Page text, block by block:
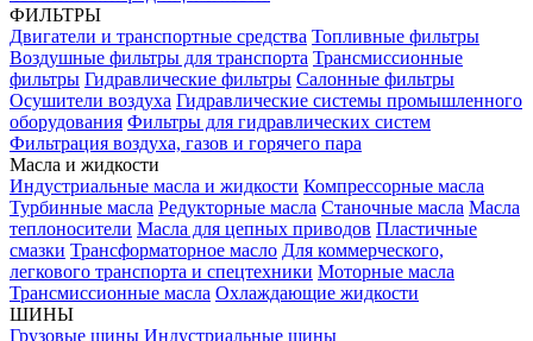
ФИЛЬТРЫ
Двигатели и транспортные средства Топливные фильтры
Воздушные фильтры для транспорта Трансмиссионные
фильтры Гидравлические фильтры Салонные фильтры
Осушители воздуха Гидравлические системы промышленного
оборудования Фильтры для гидравлических систем
Фильтрация воздуха, газов и горячего пара
Масла и жидкости
Индустриальные масла и жидкости Компрессорные масла
Турбинные масла Редукторные масла Станочные масла Масла
теплоносители Масла для цепных приводов Пластичные
смазки Трансформаторное масло Для коммерческого,
легкового транспорта и спецтехники Моторные масла
Трансмиссионные масла Охлаждающие жидкости
ШИНЫ
Грузовые шины Индустриальные шины